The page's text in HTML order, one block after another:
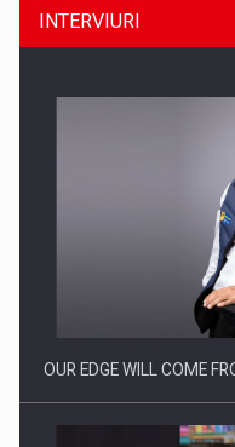
Producatorii si
INTERVIURI
OUR EDGE WILL COME